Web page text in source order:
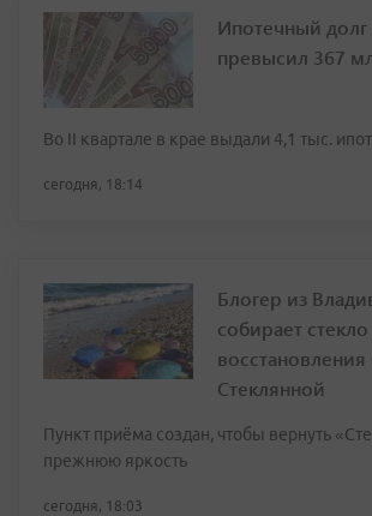
Ипотечный
превысил 367
Во II квартале в крае выдали 4,1 тыс.
сегодня, 18:14
Блогер из
собирает
восстановления
Стеклянной
Пункт приёма создан, чтобы вернуть
прежнюю яркость
сегодня, 18:03